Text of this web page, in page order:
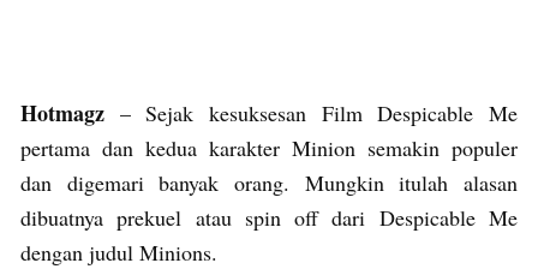
Hotmagz – Sejak kesuksesan Film Despicable Me
pertama dan kedua karakter Minion semakin populer
dan digemari banyak orang. Mungkin itulah alasan
dibuatnya prekuel atau spin off dari Despicable Me
dengan judul Minions.